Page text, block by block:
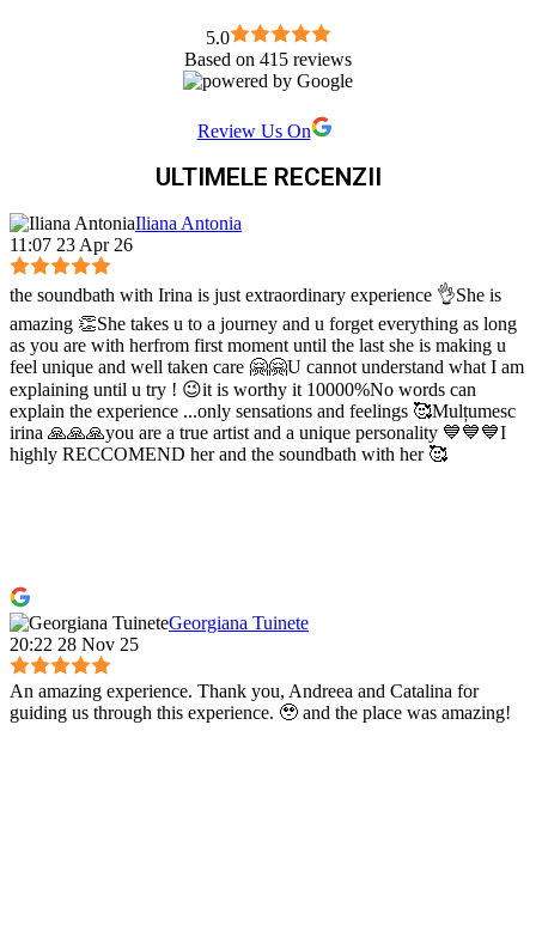
5.0
Based on 415 reviews
Review Us On
ULTIMELE RECENZII
Iliana Antonia
11:07 23 Apr 26
the soundbath with Irina is just extraordinary experience 👌She is
amazing 👏She takes u to a journey and u forget everything as long
as you are with herfrom first moment until the last she is making u
feel unique and well taken care 🤗🤗U cannot understand what I am
explaining until u try ! 😉it is worthy it 10000%No words can
explain the experience ...only sensations and feelings 🥰Mulțumesc
irina 🙏🙏🙏you are a true artist and a unique personality 💙💙💙I
highly RECCOMEND her and the soundbath with her 🥰
Georgiana Tuinete
20:22 28 Nov 25
An amazing experience. Thank you, Andreea and Catalina for
guiding us through this experience. 🥹 and the place was amazing!